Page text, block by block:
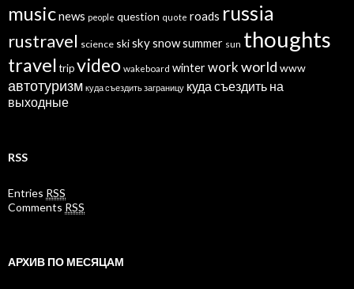
musicnews people question quote roads russia
rustravel science skiskysnowsummer sun thoughts
travel tripvideo wakeboard winterwork world www
автотуризм куда съездить заграницу куда съездить на
выходные
RSS
Entries RSS
Comments RSS
АРХИВ ПО МЕСЯЦАМ